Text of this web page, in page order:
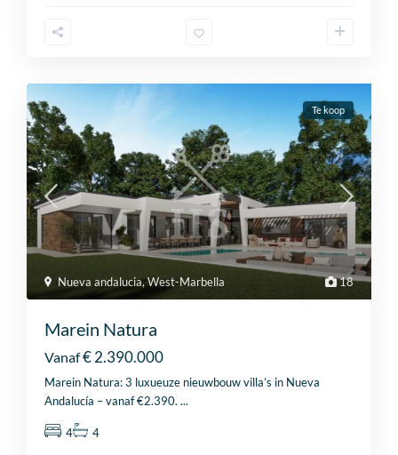
18
Nueva andalucia,West-Marbella
Te koop
Marein Natura
Vanaf€ 2.390.000
Marein Natura: 3 luxueuze nieuwbouw villa’s in Nueva
Andalucía – vanaf €2.390....
4 4